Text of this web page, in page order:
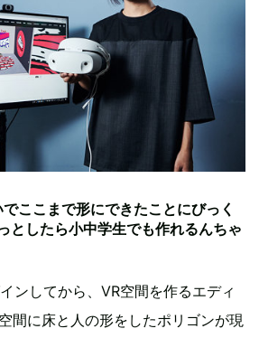
ここまで形にできたことにびっく
としたら小中学生でも作れるんちゃ
ンしてから、VR空間を作るエディ
間に床と人の形をしたポリゴンが現